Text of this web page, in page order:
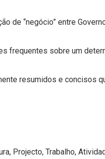
de “negócio” entre
frequentes sobre um
resumidos e concisos
Projecto, Trabalho,